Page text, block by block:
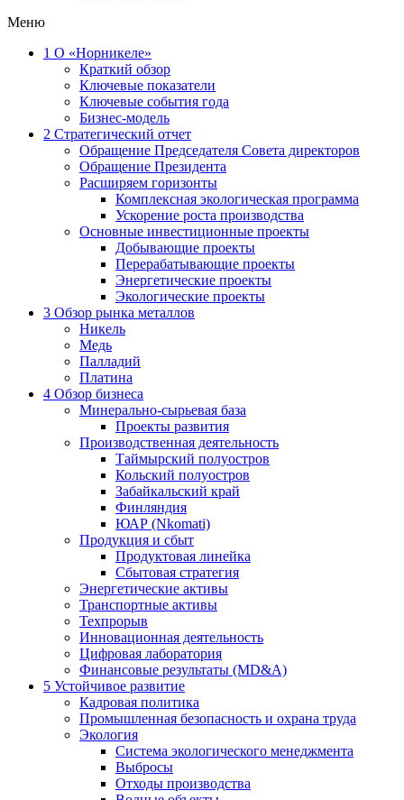
Меню
1 О «Норникеле»
Краткий обзор
Ключевые показатели
Ключевые события года
Бизнес-модель
2 Стратегический отчет
Обращение Председателя Совета директоров
Обращение Президента
Расширяем горизонты
Комплексная экологическая программа
Ускорение роста производства
Основные инвестиционные проекты
Добывающие проекты
Перерабатывающие проекты
Энергетические проекты
Экологические проекты
3 Обзор рынка металлов
Никель
Медь
Палладий
Платина
4 Обзор бизнеса
Минерально-сырьевая база
Проекты развития
Производственная деятельность
Таймырский полуостров
Кольский полуостров
Забайкальский край
Финляндия
ЮАР (Nkomati)
Продукция и сбыт
Продуктовая линейка
Сбытовая стратегия
Энергетические активы
Транспортные активы
Техпрорыв
Инновационная деятельность
Цифровая лаборатория
Финансовые результаты (MD&A)
5 Устойчивое развитие
Кадровая политика
Промышленная безопасность и охрана труда
Экология
Система экологического менеджмента
Выбросы
Отходы производства